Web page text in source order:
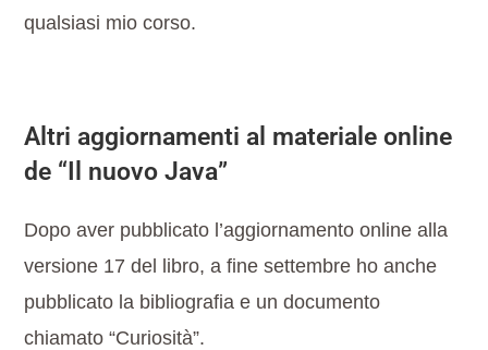
qualsiasi mio corso.
Altri aggiornamenti al materiale online
de “Il nuovo Java”
Dopo aver pubblicato l’aggiornamento online alla
versione 17 del libro, a fine settembre ho anche
pubblicato la bibliografia e un documento
chiamato “Curiosità”.